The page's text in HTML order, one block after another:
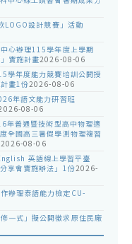
LOGO設計競賽」活動
心辦理115學年度上學期
實施計畫2026-08-06
學年度能力競賽培訓公開授
畫1份2026-08-06
年語文能力研習班
08-06
年普通暨技術型高中物理適
全國高三暑假學測物理複習
2026-08-06
英語線上學習平臺
享會實施辦法」1份2026-
辦理泰語能力檢定CU-
一式」擬公開徵求原住民廠